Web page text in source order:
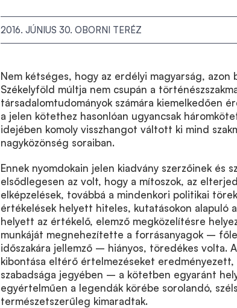
2016. JÚNIUS 30. OBORNI TERÉZ
Nem kétséges, hogy az erdélyi magyarság,
Székelyföld múltja nem csupán a
társadalomtudományok számára kiemelkedően
a jelen kötethez hasonlóan ugyancsak
idejében komoly visszhangot váltott ki mind
nagyközönség soraiban.
Ennek nyomdokain jelen kiadvány szerzőinek és
elsődlegesen az volt, hogy a mítoszok, az
elképzelések, továbbá a mindenkori politikai
értékelések helyett hiteles, kutatásokon alapuló
helyett az értékelő, elemző megközelítésre
munkáját megnehezítette a forrásanyagok –
időszakára jellemző – hiányos, töredékes volta.
kibontása eltérő értelmezéseket
szabadsága jegyében – a kötetben egyaránt
egyértelműen a legendák körébe sorolandó,
természetszerűleg kimaradtak.